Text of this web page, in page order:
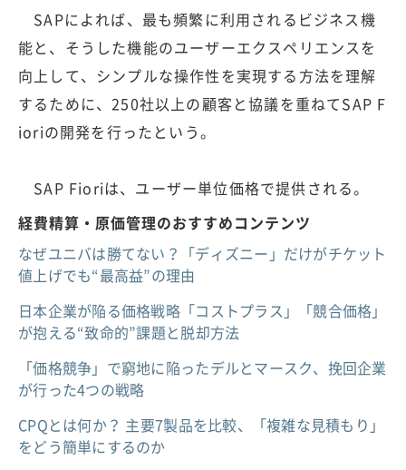
SAPによれば、最も頻繁に利用されるビジネス機
能と、そうした機能のユーザーエクスペリエンスを
向上して、シンプルな操作性を実現する方法を理解
するために、250社以上の顧客と協議を重ねてSAP F
ioriの開発を行ったという。
SAP Fioriは、ユーザー単位価格で提供される。
経費精算・原価管理のおすすめコンテンツ
なぜユニバは勝てない？「ディズニー」だけがチケット
値上げでも“最高益”の理由
日本企業が陥る価格戦略「コストプラス」「競合価格」
が抱える“致命的”課題と脱却方法
「価格競争」で窮地に陥ったデルとマースク、挽回企業
が行った4つの戦略
CPQとは何か？ 主要7製品を比較、「複雑な見積もり」
をどう簡単にするのか